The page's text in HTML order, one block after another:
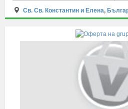
Св. Св. Константин и Елена,